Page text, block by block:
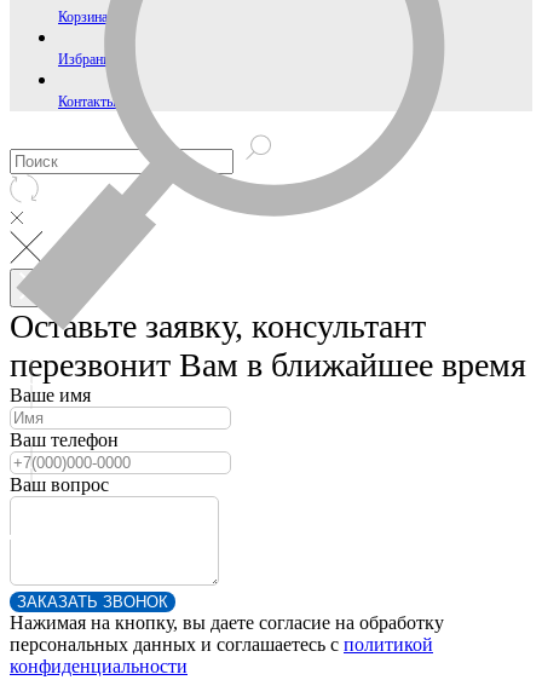
Корзина
Избранное
Контакты
Оставьте заявку, консультант
перезвонит Вам в ближайшее время
Ваше имя
Ваш телефон
Ваш вопрос
ЗАКАЗАТЬ ЗВОНОК
Нажимая на кнопку, вы даете согласие на обработку
персональных данных и соглашаетесь c политикой
конфиденциальности